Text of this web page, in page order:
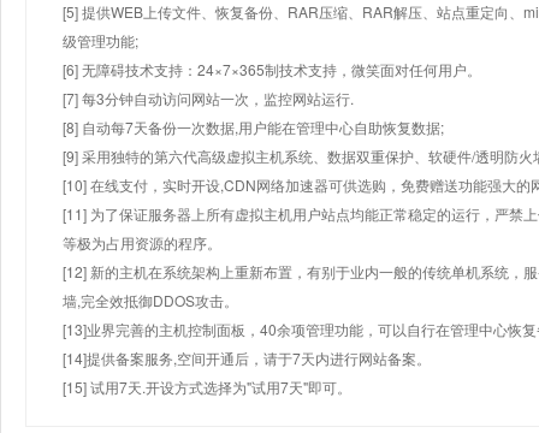
[5] 提供WEB上传文件、恢复备份、RAR压缩、RAR解压、站点重定向、
级管理功能;
[6] 无障碍技术支持：24×7×365制技术支持，微笑面对任何用户。
[7] 每3分钟自动访问网站一次，监控网站运行.
[8] 自动每7天备份一次数据,用户能在管理中心自助恢复数据;
[9] 采用独特的第六代高级虚拟主机系统、数据双重保护、软硬件/透明防火
[10] 在线支付，实时开设,CDN网络加速器可供选购，免费赠送功能强大
[11] 为了保证服务器上所有虚拟主机用户站点均能正常稳定的运行，严禁
等极为占用资源的程序。
[12] 新的主机在系统架构上重新布置，有别于业内一般的传统单机系统，
墙,完全效抵御DDOS攻击。
[13]业界完善的主机控制面板，40余项管理功能，可以自行在管理中心恢
[14]提供备案服务,空间开通后，请于7天内进行网站备案。
[15] 试用7天.开设方式选择为"试用7天"即可。